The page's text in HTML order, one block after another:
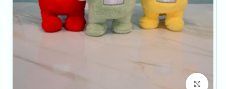
بزرگنمایی تصویر